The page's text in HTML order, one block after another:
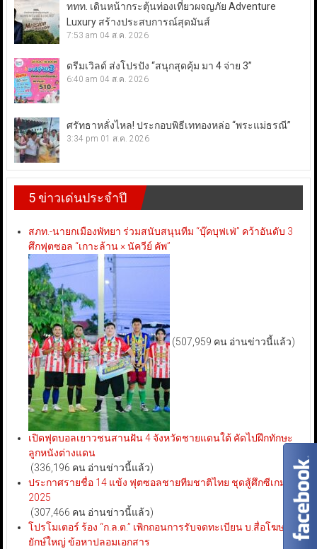
ททท. เดินหน้ากระตุ้นท่องเที่ยวผจญภัย Adventure
Luxury สร้างประสบการณ์สุดมันส์
7:53 am 04 ส.ค. 2026
ดรีมเวิลด์ ส่งโปรปัง “สนุกสุดคุ้ม มา 4 จ่าย 3”
6:40 am 04 ส.ค. 2026
ศรัทธาหลั่งไหล! ประกอบพิธีเททองหล่อ “พระแม่ธรณี”
3:34 pm 01 ส.ค. 2026
5 ข่าวเด่นประจำปี
สภท.-นายกเมืองพัทยา ร่วมสนับสนุนทีม “บุ๊คบุฟเฟ่” คว้าอันดับ 3
ศึกฟุตซอล “เกาะล้าน × นัควีย์ คัพ”
(507,959 คน อ่านข่าวนี้แล้ว)
เปิดฟุตบอลเยาวชนสานฝัน 4 จังหวัดชายแดนใต้ คัดไปฝึกทักษะ
ลูกหนังต่างแดน
(336,196 คน อ่านข่าวนี้แล้ว)
ประกาศรายชื่อ 14 แข้ง ฟุตซอลชายทีมชาติไทย ชุดสู้ศึกซีเกมส์
2025
(307,466 คน อ่านข่าวนี้แล้ว)
โปรโมเตอร์ ร้อง “ก.ล.ต.” เพิกถอนการรับจดทะเบียน บ.สื่อโฆษณา
ยักษ์ใหญ่ ข้อหาปลอมเอกสาร